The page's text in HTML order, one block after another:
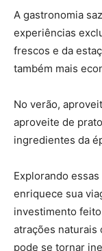
A gastronomia
experiências
frescos e da
também mais
No verão,
aproveite de
ingredientes da
Explorando
enriquece sua
investimento
atrações naturais
pode se tornar